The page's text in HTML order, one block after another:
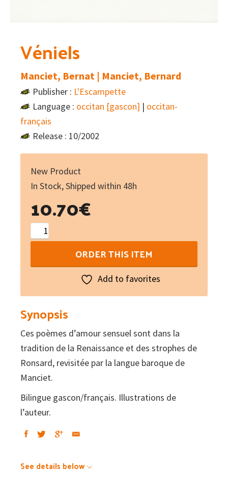
Véniels
Manciet, Bernat | Manciet, Bernard
Publisher : L'Escampette
Language : occitan [gascon] | occitan-
français
Release : 10/2002
New Product
In Stock, Shipped within 48h
10.70€
Véniels
quantity
ORDER THIS ITEM
Add to favorites
Synopsis
Ces poèmes d’amour sensuel sont dans la
tradition de la Renaissance et des strophes de
Ronsard, revisitée par la langue baroque de
Manciet.
Bilingue gascon/français. Illustrations de
l’auteur.
See details below